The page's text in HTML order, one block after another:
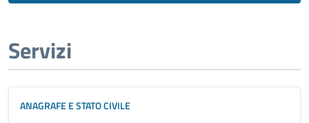
Servizi
ANAGRAFE E STATO CIVILE